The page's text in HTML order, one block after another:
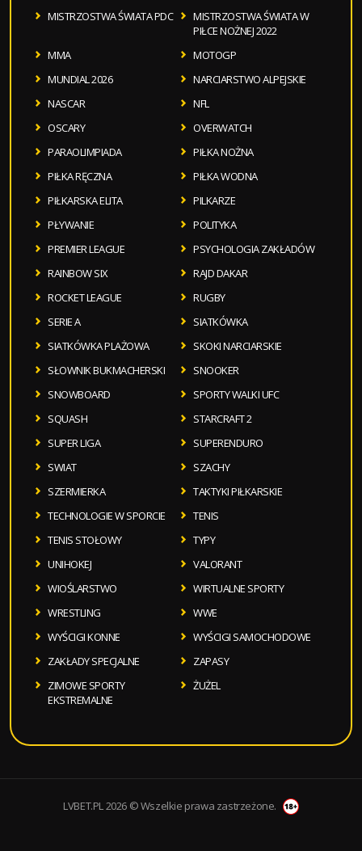
MISTRZOSTWA ŚWIATA PDC
MISTRZOSTWA ŚWIATA W
PIŁCE NOŻNEJ 2022
MMA
MOTOGP
MUNDIAL 2026
NARCIARSTWO ALPEJSKIE
NASCAR
NFL
OSCARY
OVERWATCH
PARAOLIMPIADA
PIŁKA NOŻNA
PIŁKA RĘCZNA
PIŁKA WODNA
PIŁKARSKA ELITA
PILKARZE
PŁYWANIE
POLITYKA
PREMIER LEAGUE
PSYCHOLOGIA ZAKŁADÓW
RAINBOW SIX
RAJD DAKAR
ROCKET LEAGUE
RUGBY
SERIE A
SIATKÓWKA
SIATKÓWKA PLAŻOWA
SKOKI NARCIARSKIE
SŁOWNIK BUKMACHERSKI
SNOOKER
SNOWBOARD
SPORTY WALKI UFC
SQUASH
STARCRAFT 2
SUPER LIGA
SUPERENDURO
SWIAT
SZACHY
SZERMIERKA
TAKTYKI PIŁKARSKIE
TECHNOLOGIE W SPORCIE
TENIS
TENIS STOŁOWY
TYPY
UNIHOKEJ
VALORANT
WIOŚLARSTWO
WIRTUALNE SPORTY
WRESTLING
WWE
WYŚCIGI KONNE
WYŚCIGI SAMOCHODOWE
ZAKŁADY SPECJALNE
ZAPASY
ZIMOWE SPORTY
EKSTREMALNE
ŻUŻEL
LVBET.PL 2026 © Wszelkie prawa zastrzeżone.